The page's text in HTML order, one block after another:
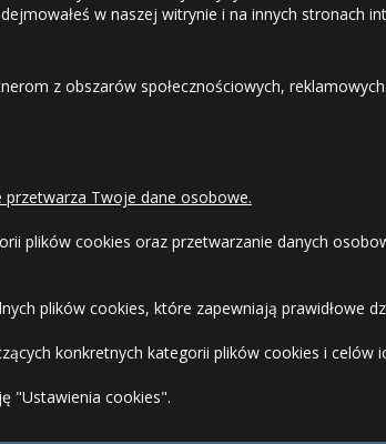
w naszej witrynie i na innych stronach
z obszarów społecznościowych,
Twoje dane osobowe.
plików cookies oraz przetwarzanie danych
plików cookies, które zapewniają prawidłowe
konkretnych kategorii plików cookies i celów
"Ustawienia cookies".
24opony.pl